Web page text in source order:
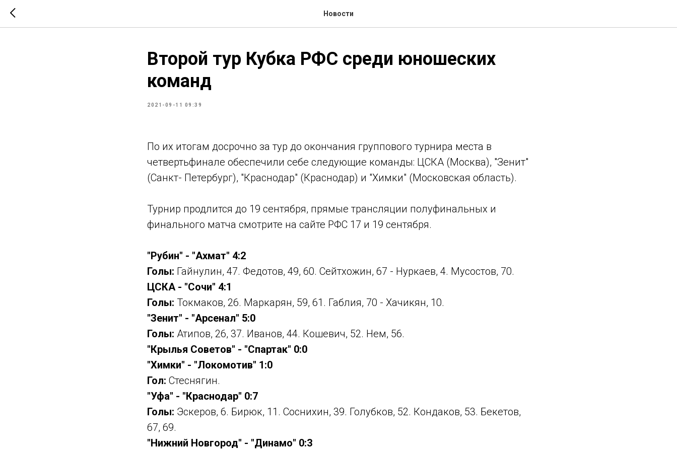
Новости
Второй тур Кубка РФС среди юношеских
команд
2021-09-11 09:39
По их итогам досрочно за тур до окончания группового турнира места в
четвертьфинале обеспечили себе следующие команды: ЦСКА (Москва), "Зенит"
(Санкт- Петербург), "Краснодар" (Краснодар) и "Химки" (Московская область).
Турнир продлится до 19 сентября, прямые трансляции полуфинальных и
финального матча смотрите на сайте РФС 17 и 19 сентября.
"Рубин" - "Ахмат" 4:2
Голы: Гайнулин, 47. Федотов, 49, 60. Сейтхожин, 67 - Нуркаев, 4. Мусостов, 70.
ЦСКА - "Сочи" 4:1
Голы: Токмаков, 26. Маркарян, 59, 61. Габлия, 70 - Хачикян, 10.
"Зенит" - "Арсенал" 5:0
Голы: Атипов, 26, 37. Иванов, 44. Кошевич, 52. Нем, 56.
"Крылья Советов" - "Спартак" 0:0
"Химки" - "Локомотив" 1:0
Гол: Стеснягин.
"Уфа" - "Краснодар" 0:7
Голы: Эскеров, 6. Бирюк, 11. Соснихин, 39. Голубков, 52. Кондаков, 53. Бекетов,
67, 69.
"Нижний Новгород" - "Динамо" 0:3